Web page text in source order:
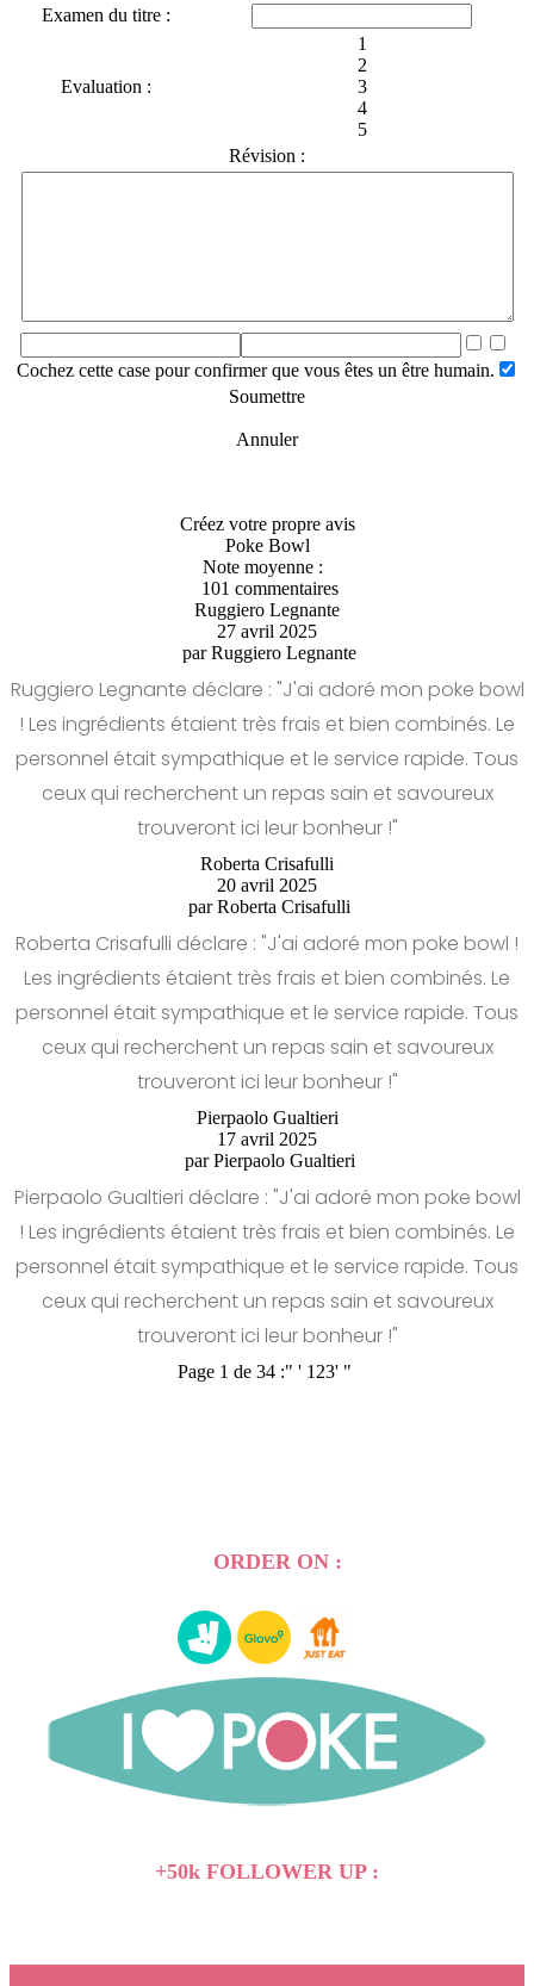
Examen du titre :
Evaluation :
1
2
3
4
5
Révision :
Cochez cette case pour confirmer que vous êtes un être humain.
Soumettre
Annuler
Créez votre propre avis
Poke Bowl
Note moyenne :
101 commentaires
Ruggiero Legnante
27 avril 2025
parRuggiero Legnante
Ruggiero Legnante déclare : "J'ai adoré mon poke bowl
! Les ingrédients étaient très frais et bien combinés. Le
personnel était sympathique et le service rapide. Tous
ceux qui recherchent un repas sain et savoureux
trouveront ici leur bonheur !"
Roberta Crisafulli
20 avril 2025
parRoberta Crisafulli
Roberta Crisafulli déclare : "J'ai adoré mon poke bowl !
Les ingrédients étaient très frais et bien combinés. Le
personnel était sympathique et le service rapide. Tous
ceux qui recherchent un repas sain et savoureux
trouveront ici leur bonheur !"
Pierpaolo Gualtieri
17 avril 2025
parPierpaolo Gualtieri
Pierpaolo Gualtieri déclare : "J'ai adoré mon poke bowl
! Les ingrédients étaient très frais et bien combinés. Le
personnel était sympathique et le service rapide. Tous
ceux qui recherchent un repas sain et savoureux
trouveront ici leur bonheur !"
Page 1 de 34 :" ' 1 23' "
ORDER ON :
+50k FOLLOWER UP :